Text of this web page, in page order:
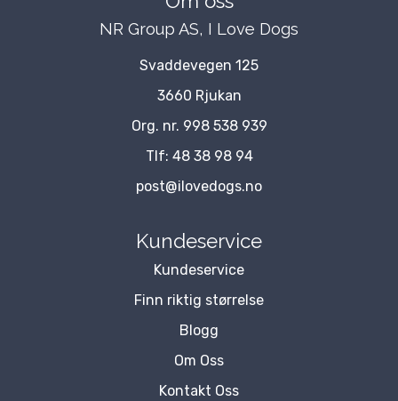
NR Group AS, I Love Dogs
Svaddevegen 125
3660 Rjukan
Org. nr. 998 538 939
Tlf: 48 38 98 94
post@ilovedogs.no
Kundeservice
Kundeservice
Finn riktig størrelse
Blogg
Om Oss
Kontakt Oss